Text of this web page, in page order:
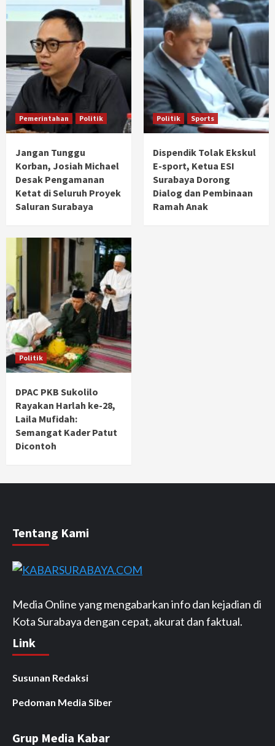
Pemerintahan Politik
Jangan Tunggu
Korban, Josiah Michael
Desak Pengamanan
Ketat di Seluruh Proyek
Saluran Surabaya
Politik Sports
Dispendik Tolak Ekskul
E-sport, Ketua ESI
Surabaya Dorong
Dialog dan Pembinaan
Ramah Anak
Politik
DPAC PKB Sukolilo
Rayakan Harlah ke-28,
Laila Mufidah:
Semangat Kader Patut
Dicontoh
Tentang Kami
Media Online yang mengabarkan info dan kejadian di
Kota Surabaya dengan cepat, akurat dan faktual.
Link
Susunan Redaksi
Pedoman Media Siber
Grup Media Kabar